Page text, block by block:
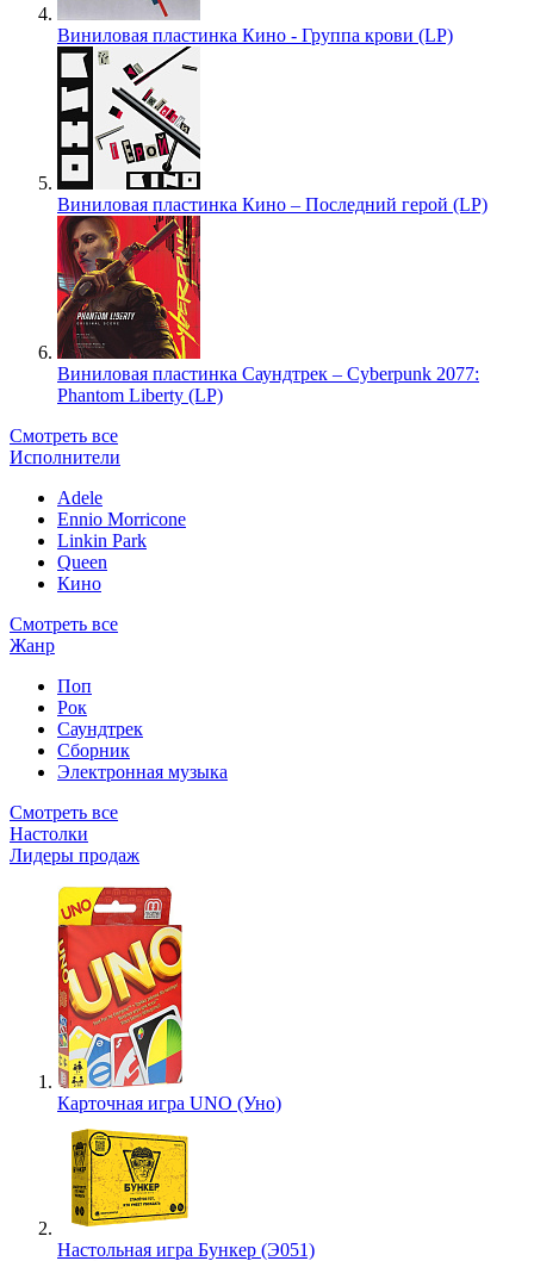
Виниловая пластинка Кино - Группа крови (LP)
Виниловая пластинка Кино – Последний герой (LP)
Виниловая пластинка Саундтрек – Cyberpunk 2077:
Phantom Liberty (LP)
Смотреть все
Исполнители
Adele
Ennio Morricone
Linkin Park
Queen
Кино
Смотреть все
Жанр
Поп
Рок
Саундтрек
Сборник
Электронная музыка
Смотреть все
Настолки
Лидеры продаж
Карточная игра UNO (Уно)
Настольная игра Бункер (Э051)